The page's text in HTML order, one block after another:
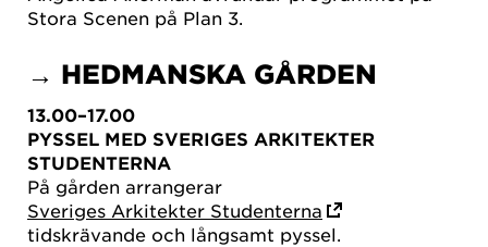
Stora Scenen på Plan 3.
→ HEDMANSKA GÅRDEN
13.00–17.00
PYSSEL MED SVERIGES ARKITEKTER
STUDENTERNA
På gården arrangerar
Sveriges Arkitekter Studenterna
tidskrävande och långsamt pyssel.